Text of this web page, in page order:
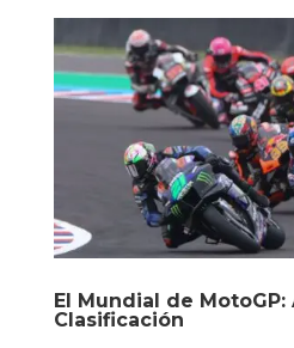
El Mundial de MotoGP:
Clasificación